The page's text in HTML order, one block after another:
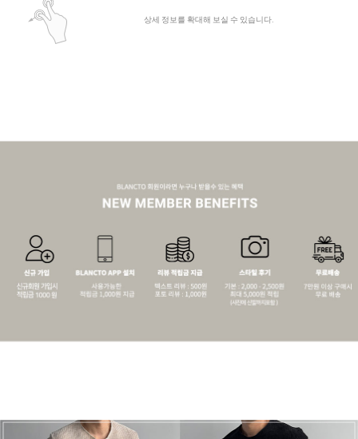
상세 정보를 확대해 보실 수 있습니다.